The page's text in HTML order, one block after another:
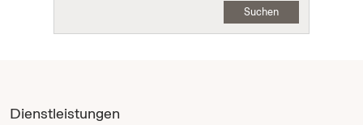
Suchen
Dienstleistungen